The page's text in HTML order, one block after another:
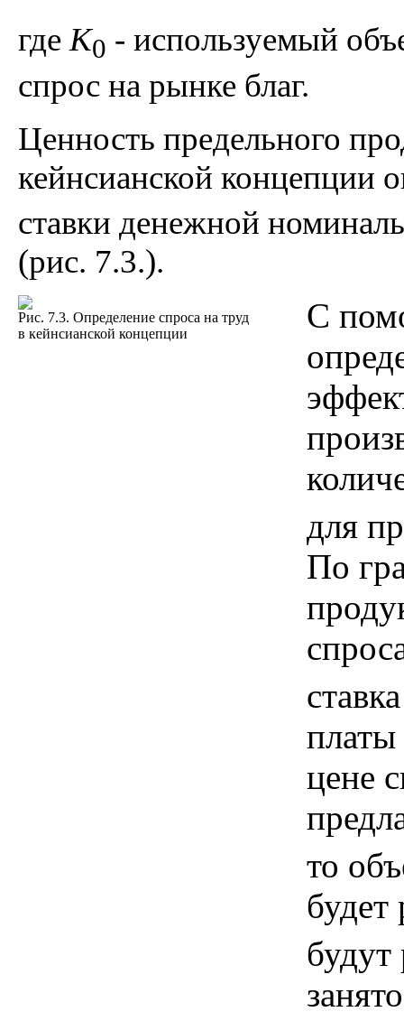
гдеK0 - используемый
спрос на рынке благ.
Ценность предельного
кейнсианской концепции
ставки денежной
(рис. 7.3.).
Рис. 7.3. Определение спроса на труд
в кейнсианской концепции
С
для
По
платы
цене
то
будет
будут